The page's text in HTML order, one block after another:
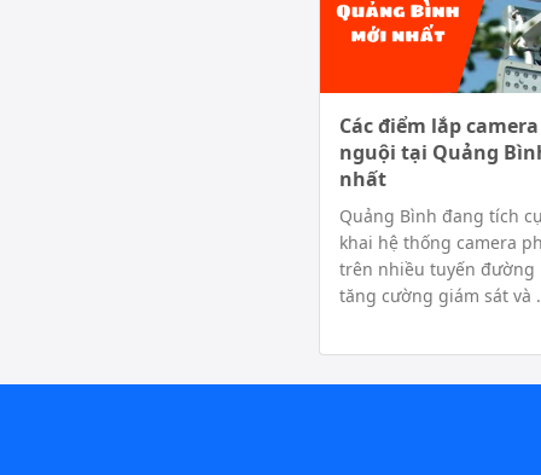
Các điểm lắp
nguội tại Quảng
nhất
Quảng Bình đang tích
khai hệ thống camera
trên nhiều tuyến đường
tăng cường giám sát và